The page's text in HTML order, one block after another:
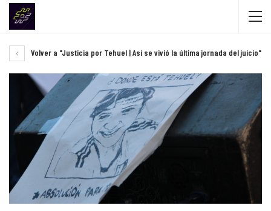
Volver a "Justicia por Tehuel | Así se vivió la última jornada del juicio"